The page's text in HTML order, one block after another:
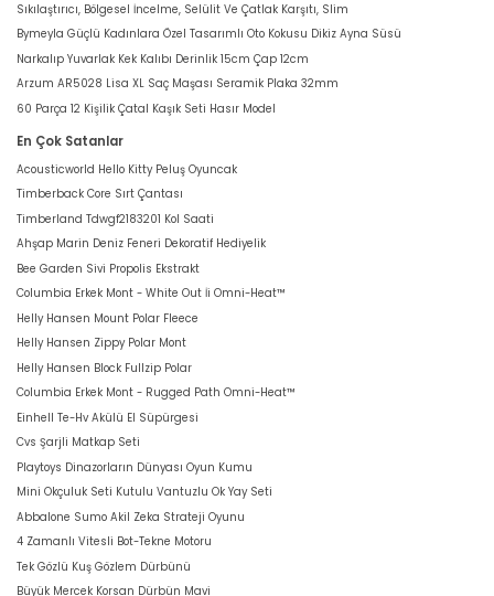
Sıkılaştırıcı, Bölgesel İncelme, Selülit Ve Çatlak Karşıtı, Slim
Bymeyla Güçlü Kadınlara Özel Tasarımlı Oto Kokusu Dikiz Ayna Süsü
Narkalıp Yuvarlak Kek Kalıbı Derinlik 15cm Çap 12cm
Arzum AR5028 Lisa XL Saç Maşası Seramik Plaka 32mm
60 Parça 12 Kişilik Çatal Kaşık Seti Hasır Model
En Çok Satanlar
Acousticworld Hello Kitty Peluş Oyuncak
Timberback Core Sırt Çantası
Timberland Tdwgf2183201 Kol Saati
Ahşap Marin Deniz Feneri Dekoratif Hediyelik
Bee Garden Sivi Propolis Ekstrakt
Columbia Erkek Mont - White Out İi Omni-Heat™
Helly Hansen Mount Polar Fleece
Helly Hansen Zippy Polar Mont
Helly Hansen Block Fullzip Polar
Columbia Erkek Mont - Rugged Path Omni-Heat™
Einhell Te-Hv Akülü El Süpürgesi
Cvs Şarjli Matkap Seti
Playtoys Dinazorların Dünyası Oyun Kumu
Mini Okçuluk Seti Kutulu Vantuzlu Ok Yay Seti
Abbalone Sumo Akil Zeka Strateji Oyunu
4 Zamanlı Vitesli Bot-Tekne Motoru
Tek Gözlü Kuş Gözlem Dürbünü
Büyük Mercek Korsan Dürbün Mavi